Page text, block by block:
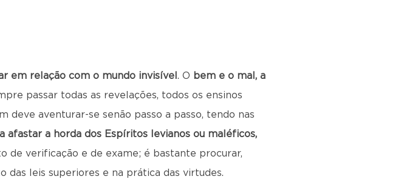
em relação com o mundo invisível . O bem e o mal, a
passar todas as revelações, todos os ensinos
aventurar-se senão passo a passo, tendo nas
afastar a horda dos Espíritos levianos ou maléficos,
de verificação e de exame; é bastante procurar,
das leis superiores e na prática das virtudes.